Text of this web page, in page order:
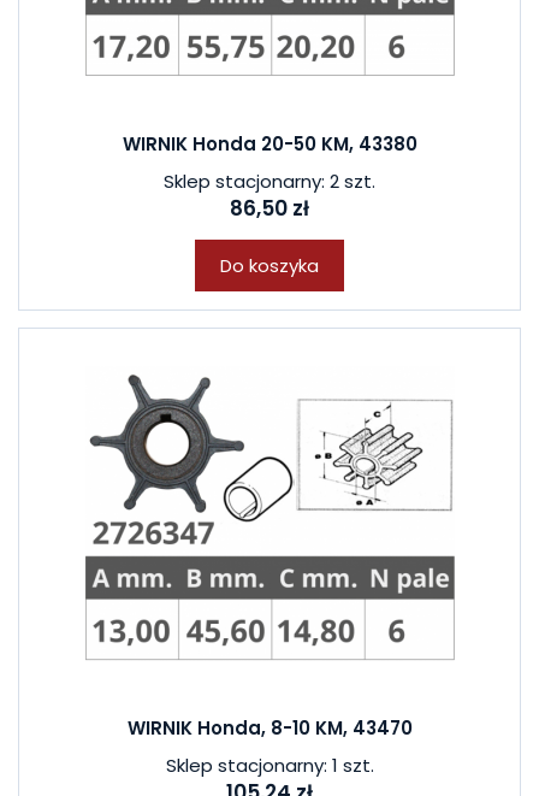
WIRNIK Honda 20-50 KM, 43380
Sklep stacjonarny: 2 szt.
86,50 zł
Do koszyka
WIRNIK Honda, 8-10 KM, 43470
Sklep stacjonarny: 1 szt.